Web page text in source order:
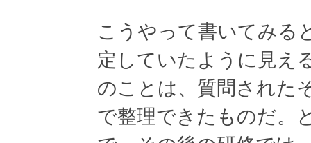
こうやって書いてみる
定していたように見え
のことは、質問された
で整理できたものだ。